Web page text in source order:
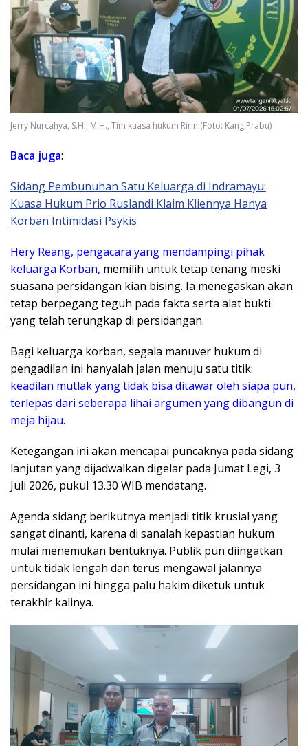
Jerry Nurcahya, S.H., M.H., Tim kuasa hukum Ririn (Foto: Kang Prabu)
Baca juga:
Sidang Pembunuhan Satu Keluarga di Indramayu:
Kuasa Hukum Prio Ruslandi Klaim Kliennya Hanya
Korban Intimidasi Psykis
Hery Reang, pengacara yang mendampingi pihak
keluarga Korban, memilih untuk tetap tenang meski
suasana persidangan kian bising. Ia menegaskan akan
tetap berpegang teguh pada fakta serta alat bukti
yang telah terungkap di persidangan.
Bagi keluarga korban, segala manuver hukum di
pengadilan ini hanyalah jalan menuju satu titik:
keadilan mutlak yang tidak bisa ditawar oleh siapa pun,
terlepas dari seberapa lihai argumen yang dibangun di
meja hijau.
​Ketegangan ini akan mencapai puncaknya pada sidang
lanjutan yang dijadwalkan digelar pada Jumat Legi, 3
Juli 2026, pukul 13.30 WIB mendatang.
Agenda sidang berikutnya menjadi titik krusial yang
sangat dinanti, karena di sanalah kepastian hukum
mulai menemukan bentuknya. Publik pun diingatkan
untuk tidak lengah dan terus mengawal jalannya
persidangan ini hingga palu hakim diketuk untuk
terakhir kalinya.